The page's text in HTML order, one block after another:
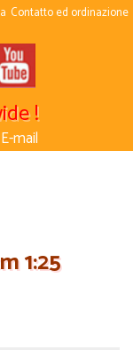
Contatto ed ordinazione
!
E-mail
1:25